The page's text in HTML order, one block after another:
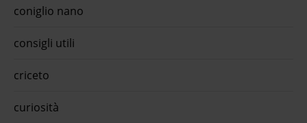
coniglio nano
consigli utili
criceto
curiosità